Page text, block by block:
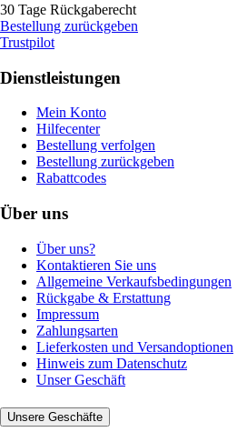
30 Tage Rückgaberecht
Bestellung zurückgeben
Trustpilot
Dienstleistungen
Mein Konto
Hilfecenter
Bestellung verfolgen
Bestellung zurückgeben
Rabattcodes
Über uns
Über uns?
Kontaktieren Sie uns
Allgemeine Verkaufsbedingungen
Rückgabe & Erstattung
Impressum
Zahlungsarten
Lieferkosten und Versandoptionen
Hinweis zum Datenschutz
Unser Geschäft
Unsere Geschäfte